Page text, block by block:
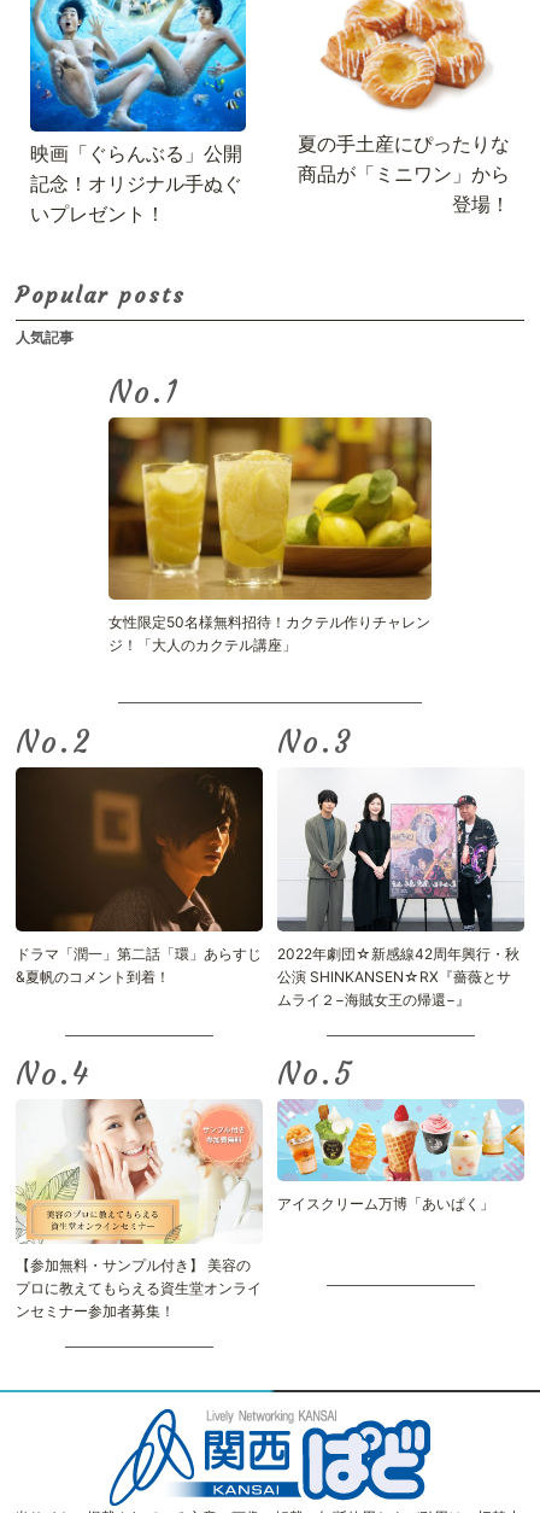
映画「ぐらんぶる」公開
記念！オリジナル手ぬぐ
いプレゼント！
夏の手土産にぴったりな
商品が「ミニワン」から
登場！
Popular posts
人気記事
No.
女性限定50名様無料招待！カクテル作りチャレン
ジ！「大人のカクテル講座」
No.
ドラマ「潤一」第二話「環」あらすじ
&夏帆のコメント到着！
No.
2022年劇団☆新感線42周年興行・秋
公演 SHINKANSEN☆RX『薔薇とサ
ムライ２−海賊女王の帰還−』
No.
【参加無料・サンプル付き】 美容の
プロに教えてもらえる資生堂オンライ
ンセミナー参加者募集！
No.
アイスクリーム万博「あいぱく」